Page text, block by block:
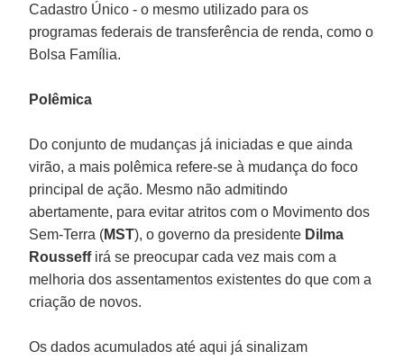
Cadastro Único - o mesmo utilizado para os
programas federais de transferência de renda, como o
Bolsa Família.
Polêmica
Do conjunto de mudanças já iniciadas e que ainda
virão, a mais polêmica refere-se à mudança do foco
principal de ação. Mesmo não admitindo
abertamente, para evitar atritos com o Movimento dos
Sem-Terra (MST), o governo da presidente Dilma
Rousseffirá se preocupar cada vez mais com a
melhoria dos assentamentos existentes do que com a
criação de novos.
Os dados acumulados até aqui já sinalizam